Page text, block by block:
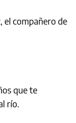
el compañero de
que te
río.